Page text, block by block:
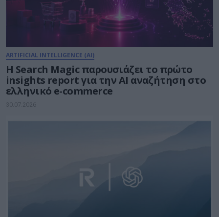
ARTIFICIAL INTELLIGENCE (AI)
Η Search Magic παρουσιάζει το πρώτο
insights report για την AI αναζήτηση στο
ελληνικό e-commerce
30.07.2026